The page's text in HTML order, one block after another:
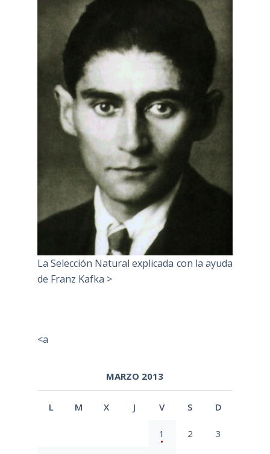
La Selección Natural explicada con la ayuda
de Franz Kafka >
<a
MARZO 2013
L M X J V S D
1 2 3